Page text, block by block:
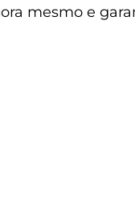
mesmo e